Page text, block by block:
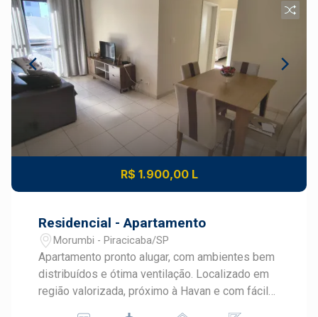
R$ 1.900,00 L
Residencial - Apartamento
Morumbi - Piracicaba/SP
Apartamento pronto alugar, com ambientes bem
distribuídos e ótima ventilação. Localizado em
região valorizada, próximo à Havan e com fácil